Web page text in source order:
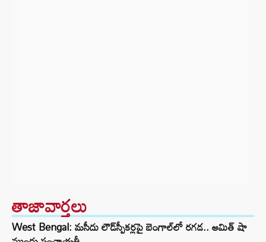
తాజావార్తలు
West Bengal: మసీదు లౌడ్‌స్పీకర్లపై బెంగాల్‌లో రగడ.. అమిత్ షా